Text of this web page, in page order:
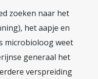
zoeken naar het
het aapje en
microbioloog weet
generaal het
verspreiding